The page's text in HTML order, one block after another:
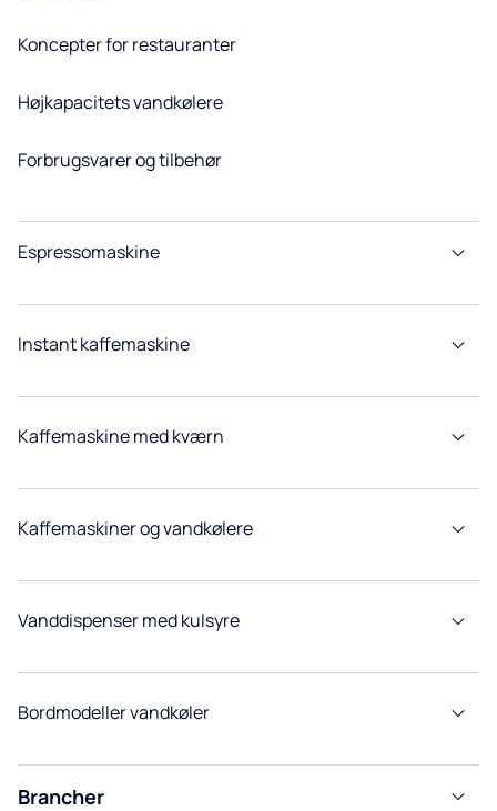
Koncepter for restauranter
Højkapacitets vandkølere
Forbrugsvarer og tilbehør
Espressomaskine
Instant kaffemaskine
Kaffemaskine med kværn
Kaffemaskiner og vandkølere
Vanddispenser med kulsyre
Bordmodeller vandkøler
Brancher